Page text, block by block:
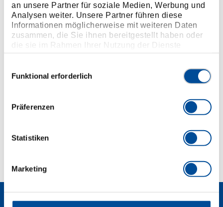
an unsere Partner für soziale Medien, Werbung und
Analysen weiter. Unsere Partner führen diese
Informationen möglicherweise mit weiteren Daten
zusammen, die Sie ihnen bereitgestellt haben oder
die sie im Rahmen Ihrer Nutzung der Dienste
gesammelt haben. Unsere vollständige
Funktional erforderlich
Präferenzen
Statistiken
Marketing
Produktlinie
Produktbeschreibung
Innensechskanteinsatz lässt sich direkt in den
Technische Eigenschaften